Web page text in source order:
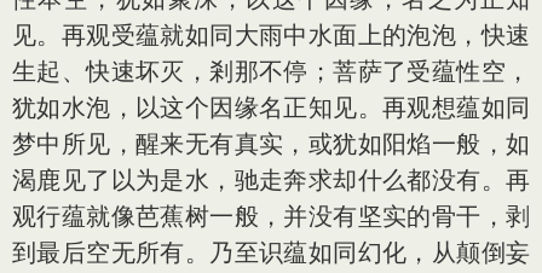
见。再观受蕴就如同大雨中水面上的泡泡，快速
生起、快速坏灭，剎那不停；菩萨了受蕴性空，
犹如水泡，以这个因缘名正知见。再观想蕴如同
梦中所见，醒来无有真实，或犹如阳焰一般，如
渴鹿见了以为是水，驰走奔求却什么都没有。再
观行蕴就像芭蕉树一般，并没有坚实的骨干，剥
到最后空无所有。乃至识蕴如同幻化，从颠倒妄